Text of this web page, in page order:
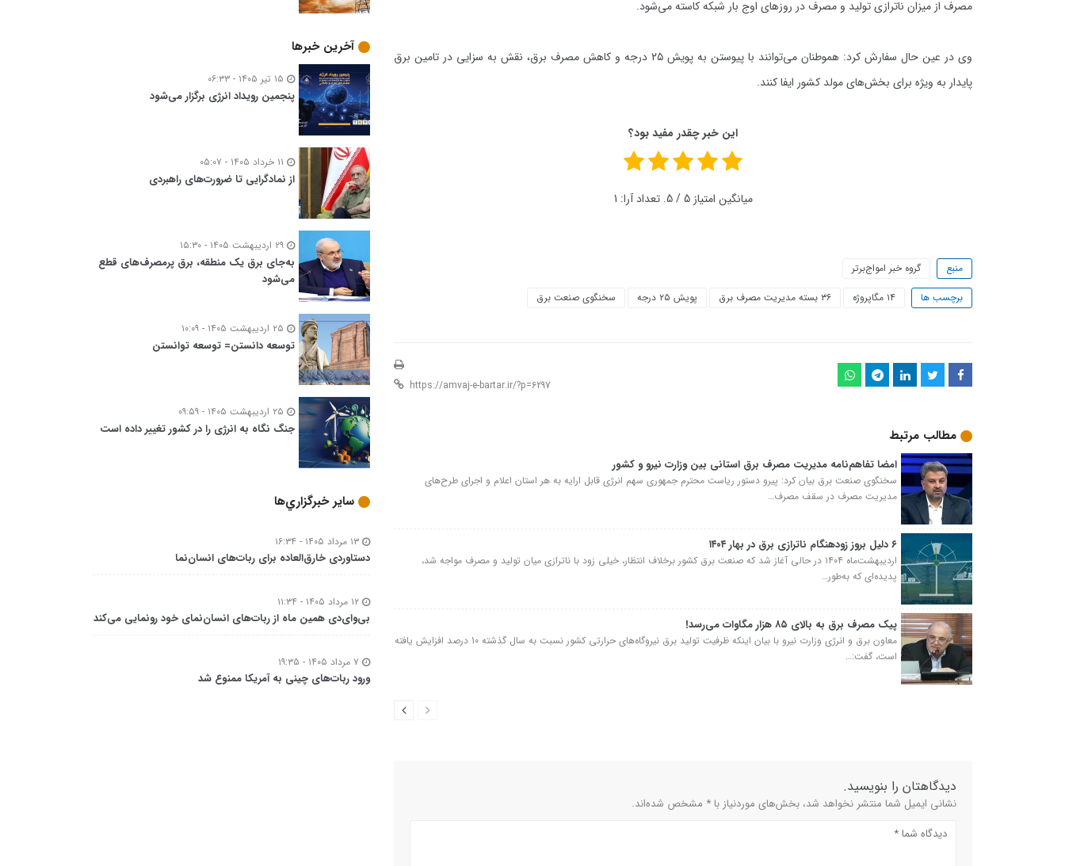
مصرف از میزان ناترازی تولید و مصرف در روزهای اوج بار شبکه کاسته می‌شود.
وی در عین حال سفارش کرد: هموطنان می‌توانند با پیوستن به پویش ۲۵ درجه و کاهش مصرف برق، نقش به سزایی در تامین برق
پایدار به ویژه برای بخش‌های مولد کشور ایفا کنند.
این خبر چقدر مفید بود؟
میانگین امتیاز5/ 5. تعداد آرا: 1
منبع
گروه خبر امواج‌برتر
برچسب ها
۱۴ مگاپروژه ۳۶ بسته مدیریت مصرف برق پویش ۲۵ درجه سخنگوی صنعت برق
مطالب مرتبط
امضا تفاهم‌نامه مدیریت مصرف برق استانی بین وزارت نیرو و کشور
سخنگوی صنعت برق بیان کرد: پیرو دستور ریاست محترم جمهوری سهم انرژی قابل ارایه به هر استان اعلام و اجرای طرح‌های
مدیریت مصرف در سقف مصرف…
۶ دلیل بروز زودهنگام ناترازی برق در بهار ۱۴۰۴
اردیبهشت‌ماه ۱۴۰۴ در حالی آغاز شد که صنعت برق کشور برخلاف انتظار، خیلی زود با ناترازی میان تولید و مصرف مواجه شد،
پدیده‌ای که به‌طور…
پیک مصرف برق به بالای ۸۵ هزار مگاوات می‌رسد!
معاون برق و انرژی وزارت نیرو با بیان اینکه ظرفیت تولید برق نیروگاه‌های حرارتی کشور نسبت به سال گذشته 10 درصد افزایش یافته
است، گفت:…
دیدگاهتان را بنویسید.
نشانی ایمیل شما منتشر نخواهد شد، بخش‌های موردنیاز با * مشخص شده‌اند.
آخرین خبرها
پنجمین رویداد انرژی برگزار می‌شود
از نمادگرایی تا ضرورت‌های راهبردی
به‌جای برق یک منطقه، برق پرمصرف‌های قطع
می‌شود
توسعه‌ دانستن= توسعه توانستن
جنگ نگاه به انرژی را در کشور تغییر داده است
ساير خبرگزاري‌ها
دستاوردی خارق‌العاده برای ربات‌های انسان‌نما
بی‌وای‌دی همین ماه از ربات‌های انسان‌نمای خود رونمایی می‌کند
ورود ربات‌های چینی به آمریکا ممنوع شد